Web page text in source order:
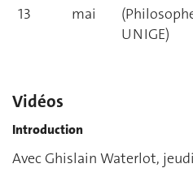
13
mai
UNIGE)
Vidéos
Introduction
Avec Ghislain Waterlot,